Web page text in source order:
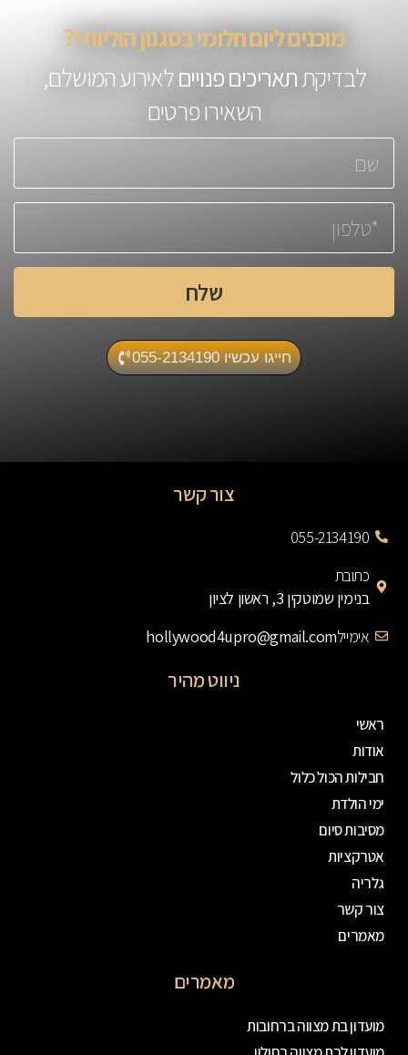
מוכנים ליום חלומי בסגנון הוליוודי?
לבדיקתתאריכים פנוייםלאירוע המושלם,
השאירו פרטים
שלח
חייגו עכשיו 055-2134190
צור קשר
055-2134190
כתובת
בנימין שמוטקין 3, ראשון לציון
אימיילhollywood4upro@gmail.com
ניווט מהיר
ראשי
אודות
חבילות הכול כלול
ימי הולדת
מסיבות סיום
אטרקציות
גלריה
צור קשר
מאמרים
מאמרים
מועדון בת מצווה ברחובות